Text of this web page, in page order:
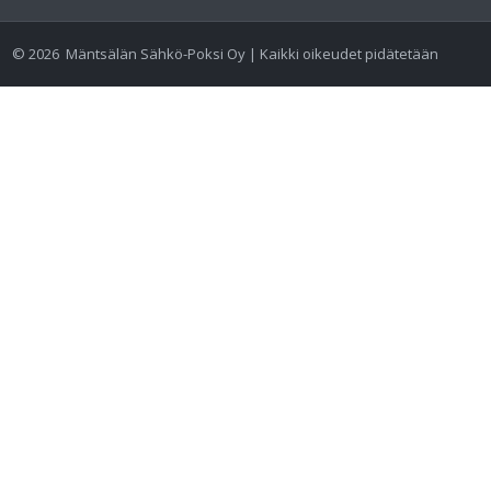
©2026 Mäntsälän Sähkö-Poksi Oy | Kaikki oikeudet pidätetään